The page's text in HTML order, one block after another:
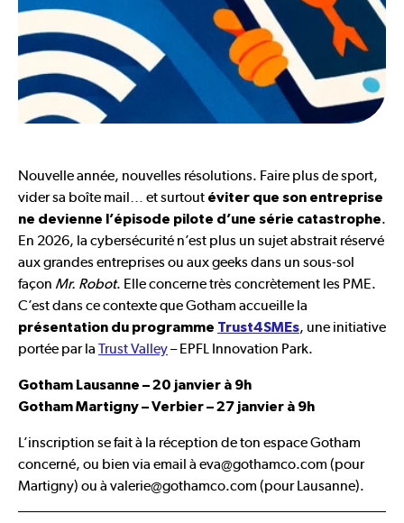
Nouvelle année, nouvelles résolutions. Faire plus de sport,
vider sa boîte mail… et surtout éviter que son entreprise
ne devienne l’épisode pilote d’une série catastrophe.
En 2026, la cybersécurité n’est plus un sujet abstrait réservé
aux grandes entreprises ou aux geeks dans un sous-sol
façon Mr. Robot. Elle concerne très concrètement les PME.
C’est dans ce contexte que Gotham accueille la
présentation du programme Trust4SMEs, une initiative
portée par la Trust Valley– EPFL Innovation Park.
Gotham Lausanne – 20 janvier à 9h
Gotham Martigny – Verbier – 27 janvier à 9h
L’inscription se fait à la réception de ton espace Gotham
concerné, ou bien via email à eva@gothamco.com (pour
Martigny) ou à valerie@gothamco.com (pour Lausanne).